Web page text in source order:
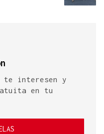
te interesen y
en tu